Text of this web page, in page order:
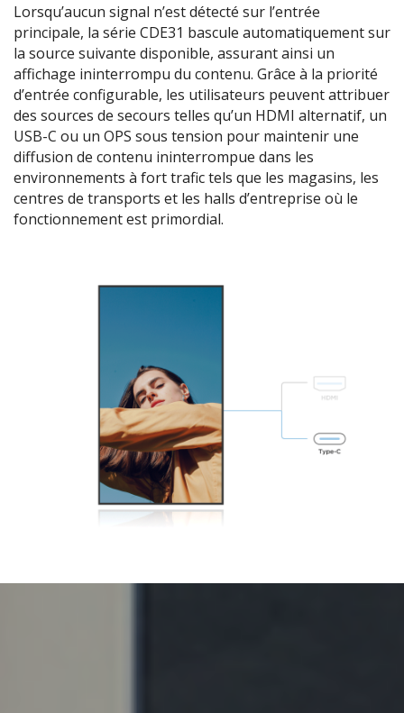
Lorsqu’aucun signal n’est détecté sur l’entrée
principale, la série CDE31 bascule automatiquement sur
la source suivante disponible, assurant ainsi un
affichage ininterrompu du contenu. Grâce à la priorité
d’entrée configurable, les utilisateurs peuvent attribuer
des sources de secours telles qu’un HDMI alternatif, un
USB-C ou un OPS sous tension pour maintenir une
diffusion de contenu ininterrompue dans les
environnements à fort trafic tels que les magasins, les
centres de transports et les halls d’entreprise où le
fonctionnement est primordial.